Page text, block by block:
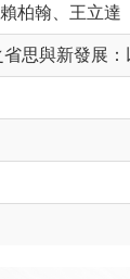
柏翰、王立達
思與新發展